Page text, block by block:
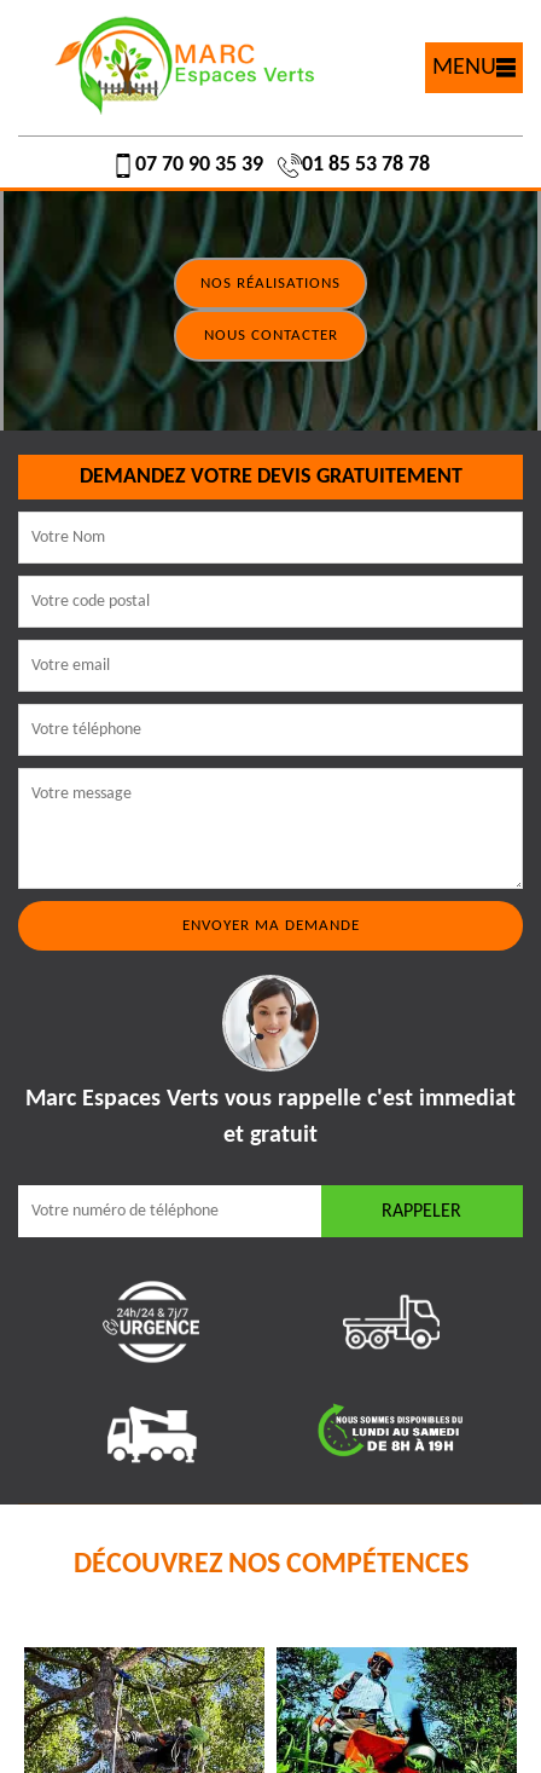
MENU
07 70 90 35 39 01 85 53 78 78
NOS RÉALISATIONS
NOUS CONTACTER
DEMANDEZ VOTRE DEVIS GRATUITEMENT
Marc Espaces Verts vous rappelle c'est immediat
et gratuit
DÉCOUVREZ NOS COMPÉTENCES